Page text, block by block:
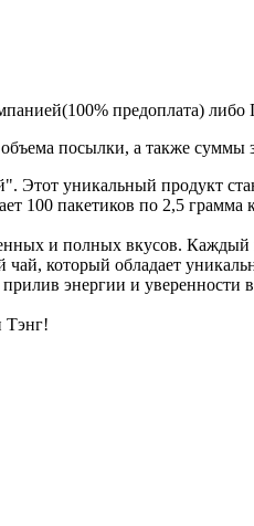
предоплата)
посылки, а также суммы
уникальный продукт
100 пакетиков по 2,5
и полных вкусов. Каждый
который обладает
энергии и уверенности
Тэнг!